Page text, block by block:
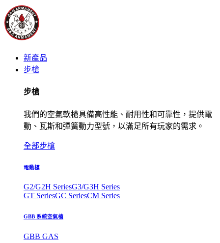
新產品
步槍
步槍
我們的空氣軟槍具備高性能、耐用性和可靠性，提供電
動、瓦斯和彈簧動力型號，以滿足所有玩家的需求。
全部步槍
電動槍
G2/G2H SeriesG3/G3H Series
GT SeriesGC SeriesCM Series
GBB 系統空氣槍
GBB GAS